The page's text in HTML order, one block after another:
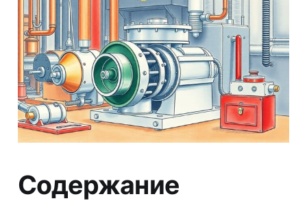
Содержание